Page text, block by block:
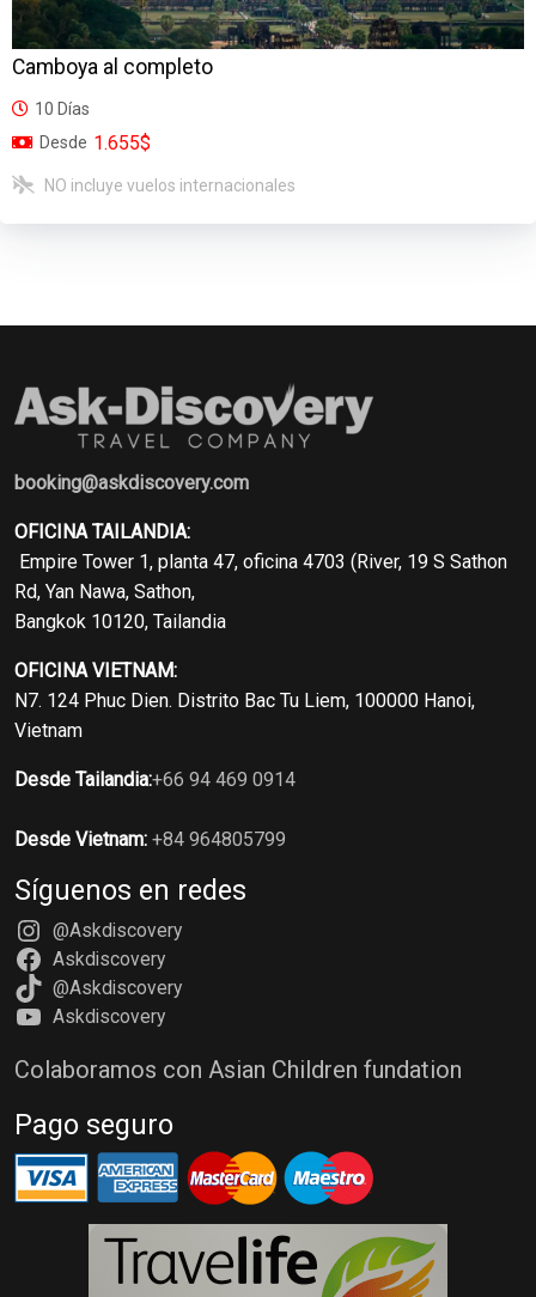
Camboya al completo
10 Días
Desde 1.655$
NO incluye vuelos internacionales
booking@askdiscovery.com
OFICINA TAILANDIA:
Empire Tower 1, planta 47, oficina 4703 (River, 19 S Sathon
Rd, Yan Nawa, Sathon,
Bangkok 10120, Tailandia
OFICINA VIETNAM:
N7. 124 Phuc Dien. Distrito Bac Tu Liem, 100000 Hanoi,
Vietnam
Desde Tailandia:+66 94 469 0914
Desde Vietnam: +84 964805799
Síguenos en redes
@Askdiscovery
Askdiscovery
@Askdiscovery
Askdiscovery
Colaboramos con Asian Children fundation
Pago seguro